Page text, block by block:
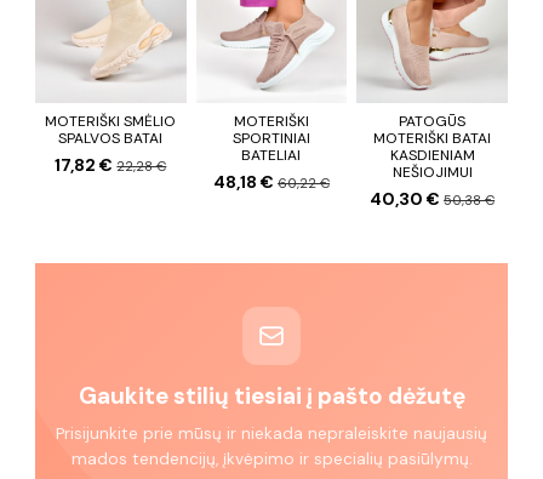
MOTERIŠKI SMĖLIO
SPALVOS BATAI
17,82 €22,28 €
MOTERIŠKI
SPORTINIAI
BATELIAI
48,18 € 60,22 €
PATOGŪS
MOTERIŠKI BATAI
KASDIENIAM
NEŠIOJIMUI
40,30 €50,38 €
Gaukite stilių tiesiai į pašto dėžutę
Prisijunkite prie mūsų ir niekada nepraleiskite naujausių
mados tendencijų, įkvėpimo ir specialių pasiūlymų.